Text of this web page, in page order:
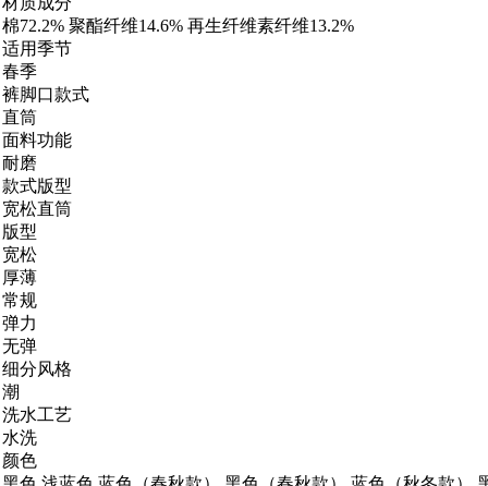
棉72.2% 聚酯纤维14.6% 再生纤维素纤维13.2%
适用季节
春季
裤脚口款式
直筒
面料功能
耐磨
款式版型
宽松直筒
版型
宽松
厚薄
常规
弹力
无弹
细分风格
潮
洗水工艺
水洗
颜色